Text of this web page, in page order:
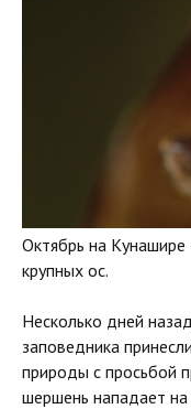
Октябрь на Кунашире
крупных ос.
Несколько дней
заповедника
природы с просьбой
шершень нападает